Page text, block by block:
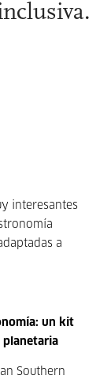
interesantes
a
un kit
planetaria
Southern